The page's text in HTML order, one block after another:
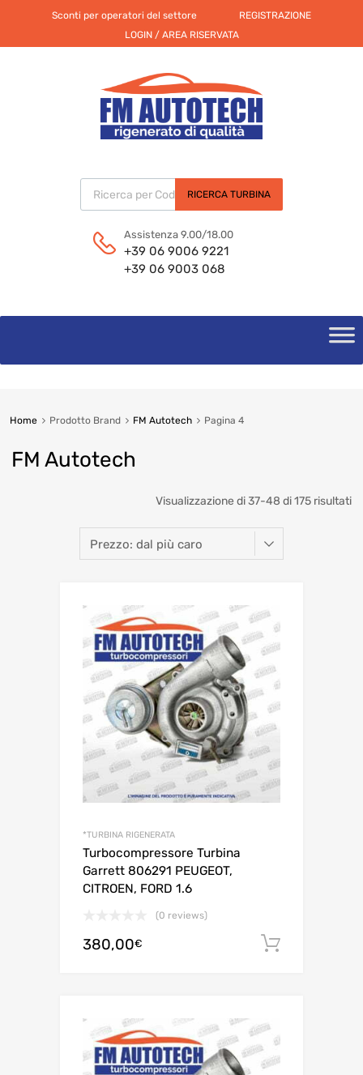
Sconti per operatori del settore
REGISTRAZIONE
LOGIN / AREA RISERVATA
Products search
RICERCA TURBINA
Assistenza 9.00/18.00
+39 06 9006 9221
+39 06 9003 068
content
Home Prodotto Brand FM Autotech Pagina 4
FM Autotech
Visualizzazione di 37-48 di 175 risultati
*TURBINA RIGENERATA
Turbocompressore Turbina
Garrett 806291 PEUGEOT,
CITROEN, FORD 1.6
(0 reviews)
380,00€